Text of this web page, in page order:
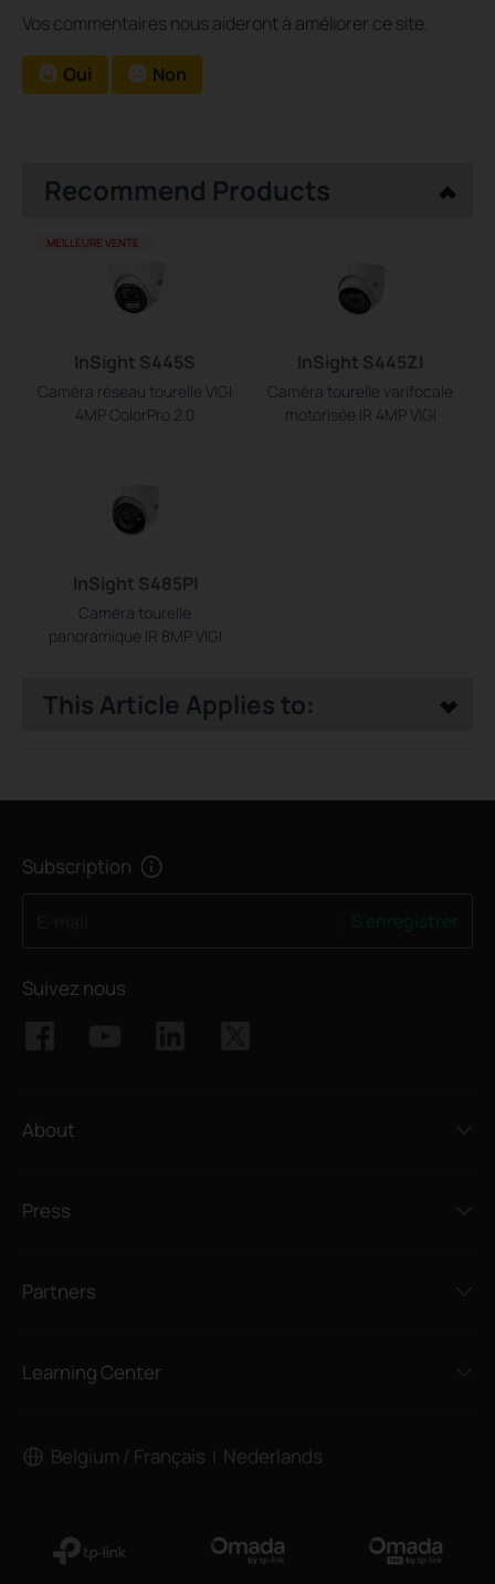
Vos commentaires nous aideront à améliorer ce site.
Oui Non
Recommend Products
InSight S445S
Caméra réseau tourelle VIGI
4MP ColorPro 2.0
MEILLEURE VENTE
InSight S445ZI
Caméra tourelle varifocale
motorisée IR 4MP VIGI
InSight S485PI
Caméra tourelle
panoramique IR 8MP VIGI
This Article Applies to:
Subscription
Suivez nous
About
Press
Partners
Learning Center
Belgium / Français Nederlands